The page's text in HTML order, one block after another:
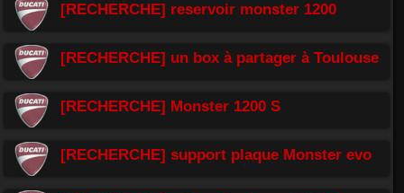
[RECHERCHE] reservoir monster 1200
[RECHERCHE] un box à partager à Toulouse
[RECHERCHE] Monster 1200 S
[RECHERCHE] support plaque Monster evo